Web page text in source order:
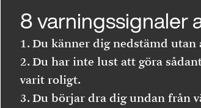
8 varningssignaler
Du känner dig nedstämd
Du har inte lust att göra
varit roligt.
Du börjar dra dig undan från